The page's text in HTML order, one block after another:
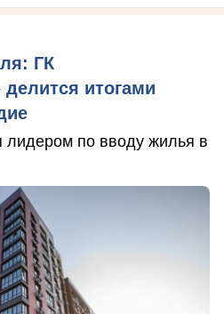
ГК
итогами
лидером по вводу жилья в